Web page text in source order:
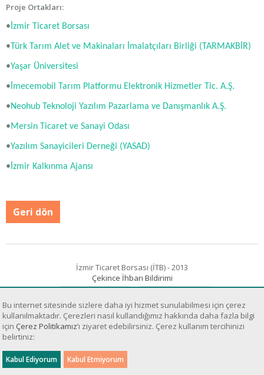
Proje Ortakları:
•İzmir Ticaret Borsası
•Türk Tarım Alet ve Makinaları İmalatçıları Birliği (TARMAKBİR)
•Yaşar Üniversitesi
•İmecemobil Tarım Platformu Elektronik Hizmetler Tic. A.Ş.
•Neohub Teknoloji Yazılım Pazarlama ve Danışmanlık A.Ş.
•Mersin Ticaret ve Sanayi Odası
•Yazılım Sanayicileri Derneği (YASAD)
•İzmir Kalkınma Ajansı
Geri dön
İzmir Ticaret Borsası (İTB) - 2013
Çekince İhbarı Bildirimi
Sanal Yazılım Ltd.
Bu internet sitesinde sizlere daha iyi hizmet sunulabilmesi için çerez
kullanılmaktadır. Çerezleri nasıl kullandığımız hakkında daha fazla bilgi
için Çerez Politikamız’ı ziyaret edebilirsiniz. Çerez kullanım tercihinizi
belirtiniz: